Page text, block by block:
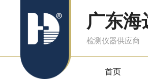
广东海
检测仪器供应商
首页